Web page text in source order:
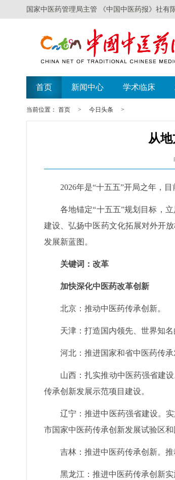
国家中医药管理局主管 《中国中医药报》社有
遗失声明
首页 新闻中心 学术临床
当前位置： 首页 > 今日头条 >
从
2026年是“十五五”开局之年，
各地锚定“十五五”规划目标，
建设、弘扬中医药文化拓展对外开
发展新蓝图。
关键词：改革
加快深化中医药改革创新
北京：推动中医药传承创新。
天津：打造国内领先、世界知名
河北：推进国家和省中医药传
山西：扎实推动中医药强省建
传承创新发展示范项目建设。
辽宁：推进中医药强省建设。
市国家中医药传承创新发展试验区
吉林：推进中医药传承创新。
黑龙江：推进中医药传承创新